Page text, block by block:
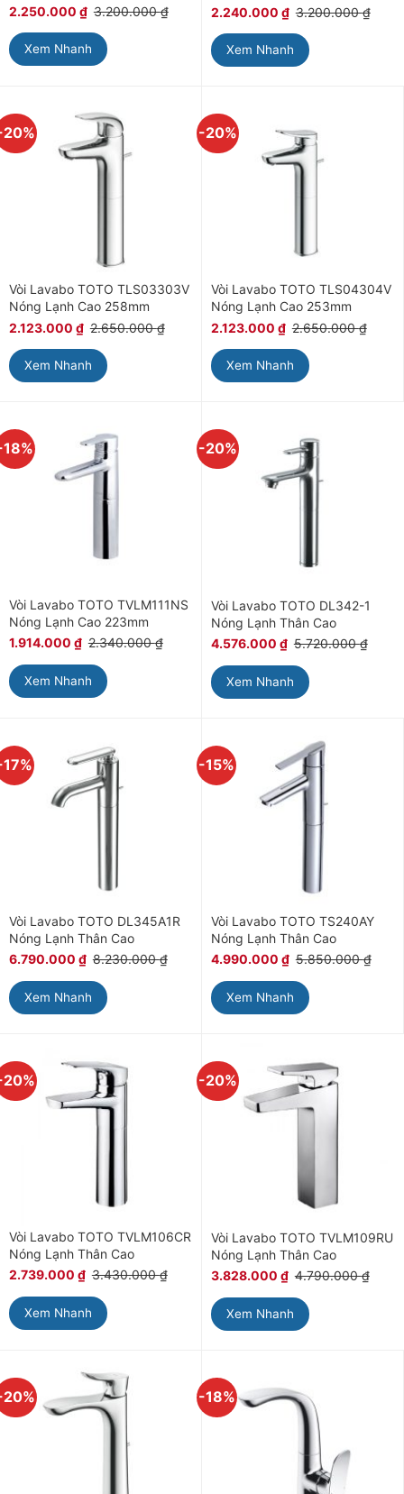
2.250.000 ₫ 3.200.000₫
Xem Nhanh
2.240.000 ₫ 3.200.000₫
Xem Nhanh
Vòi Lavabo TOTO TLS03303V
Nóng Lạnh Cao 258mm
2.123.000 ₫ 2.650.000₫
Xem Nhanh
-20%
Vòi Lavabo TOTO TLS04304V
Nóng Lạnh Cao 253mm
2.123.000 ₫ 2.650.000₫
Xem Nhanh
Vòi Lavabo TOTO TVLM111NS
Nóng Lạnh Cao 223mm
1.914.000 ₫ 2.340.000₫
Xem Nhanh
-20%
Vòi Lavabo TOTO DL342-1
Nóng Lạnh Thân Cao
4.576.000 ₫ 5.720.000₫
Xem Nhanh
Vòi Lavabo TOTO DL345A1R
Nóng Lạnh Thân Cao
6.790.000 ₫ 8.230.000₫
Xem Nhanh
-15%
Vòi Lavabo TOTO TS240AY
Nóng Lạnh Thân Cao
4.990.000 ₫ 5.850.000₫
Xem Nhanh
Vòi Lavabo TOTO TVLM106CR
Nóng Lạnh Thân Cao
2.739.000 ₫ 3.430.000₫
Xem Nhanh
-20%
Vòi Lavabo TOTO TVLM109RU
Nóng Lạnh Thân Cao
3.828.000 ₫ 4.790.000₫
Xem Nhanh
-18%